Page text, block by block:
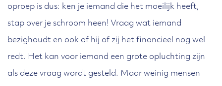
oproep is dus: ken je iemand die het moeilijk heeft,
stap over je schroom heen! Vraag wat iemand
bezighoudt en ook of hij of zij het financieel nog wel
redt. Het kan voor iemand een grote opluchting zijn
als deze vraag wordt gesteld. Maar weinig mensen